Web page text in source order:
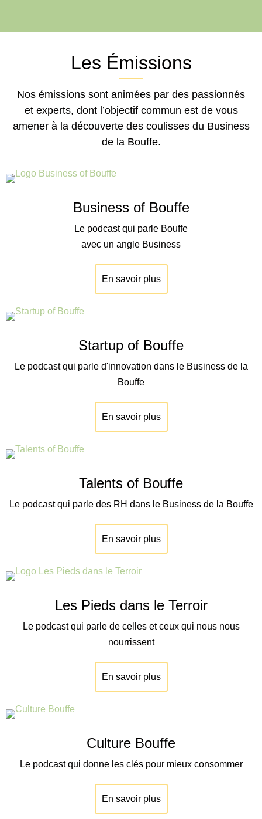
Les Émissions
Nos émissions sont animées par des passionnés
et experts, dont l’objectif commun est de vous
amener à la découverte des coulisses du Business
de la Bouffe.
Business of Bouffe
Le podcast qui parle Bouffe
avec un angle Business
En savoir plus
Startup of Bouffe
Le podcast qui parle d'innovation dans le Business de la
Bouffe
En savoir plus
Talents of Bouffe
Le podcast qui parle des RH dans le Business de la Bouffe
En savoir plus
Les Pieds dans le Terroir
Le podcast qui parle de celles et ceux qui nous nous
nourrissent
En savoir plus
Culture Bouffe
Le podcast qui donne les clés pour mieux consommer
En savoir plus